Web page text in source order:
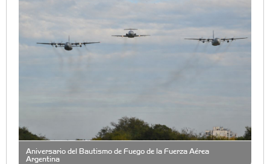
Aniversario del Bautismo de Fuego de la Fuerza Aérea
Argentina